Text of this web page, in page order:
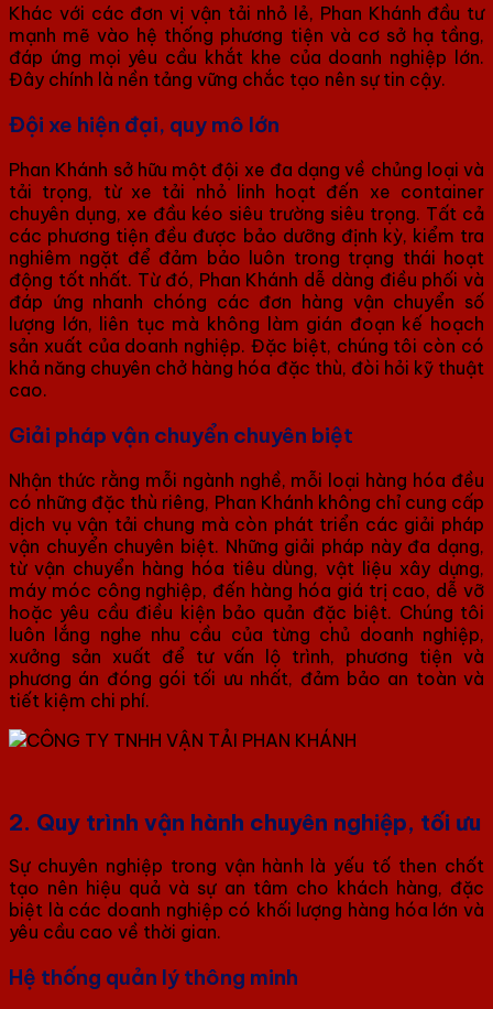
Khác với các đơn vị vận tải nhỏ lẻ, Phan Khánh đầu tư
mạnh mẽ vào hệ thống phương tiện và cơ sở hạ tầng,
đáp ứng mọi yêu cầu khắt khe của doanh nghiệp lớn.
Đây chính là nền tảng vững chắc tạo nên sự tin cậy.
Đội xe hiện đại, quy mô lớn
Phan Khánh sở hữu một đội xe đa dạng về chủng loại và
tải trọng, từ xe tải nhỏ linh hoạt đến xe container
chuyên dụng, xe đầu kéo siêu trường siêu trọng. Tất cả
các phương tiện đều được bảo dưỡng định kỳ, kiểm tra
nghiêm ngặt để đảm bảo luôn trong trạng thái hoạt
động tốt nhất. Từ đó, Phan Khánh dễ dàng điều phối và
đáp ứng nhanh chóng các đơn hàng vận chuyển số
lượng lớn, liên tục mà không làm gián đoạn kế hoạch
sản xuất của doanh nghiệp. Đặc biệt, chúng tôi còn có
khả năng chuyên chở hàng hóa đặc thù, đòi hỏi kỹ thuật
cao.
Giải pháp vận chuyển chuyên biệt
Nhận thức rằng mỗi ngành nghề, mỗi loại hàng hóa đều
có những đặc thù riêng, Phan Khánh không chỉ cung cấp
dịch vụ vận tải chung mà còn phát triển các giải pháp
vận chuyển chuyên biệt. Những giải pháp này đa dạng,
từ vận chuyển hàng hóa tiêu dùng, vật liệu xây dựng,
máy móc công nghiệp, đến hàng hóa giá trị cao, dễ vỡ
hoặc yêu cầu điều kiện bảo quản đặc biệt. Chúng tôi
luôn lắng nghe nhu cầu của từng chủ doanh nghiệp,
xưởng sản xuất để tư vấn lộ trình, phương tiện và
phương án đóng gói tối ưu nhất, đảm bảo an toàn và
tiết kiệm chi phí.
2. Quy trình vận hành chuyên nghiệp, tối ưu
Sự chuyên nghiệp trong vận hành là yếu tố then chốt
tạo nên hiệu quả và sự an tâm cho khách hàng, đặc
biệt là các doanh nghiệp có khối lượng hàng hóa lớn và
yêu cầu cao về thời gian.
Hệ thống quản lý thông minh